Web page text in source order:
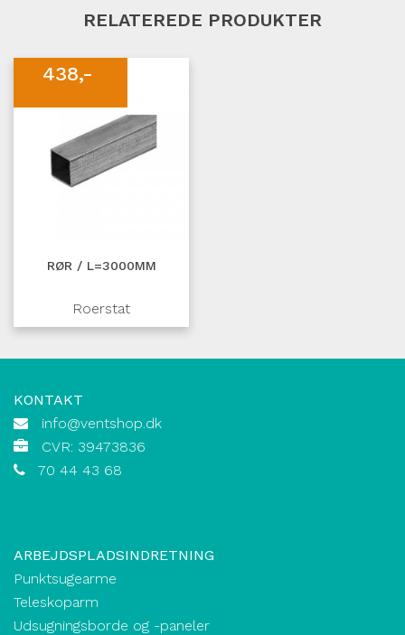
RELATEREDE PRODUKTER
438,-
RØR / L=3000MM
Roerstat
KONTAKT
info@ventshop.dk
CVR: 39473836
70 44 43 68
ARBEJDSPLADSINDRETNING
Punktsugearme
Teleskoparm
Udsugningsborde og -paneler